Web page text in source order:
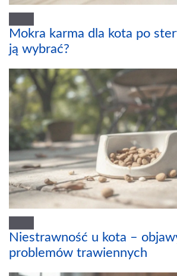
Mokra karma dla kota po
ją wybrać?
Niestrawność u kota –
problemów trawiennych